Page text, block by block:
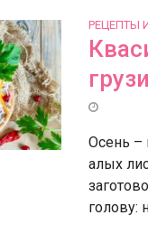
РЕЦЕПТЫ
Осень –
алых
голову: